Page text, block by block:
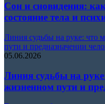
Сон и сновидения:
состояние тела и
Линия судьбы на руке: что
пути и предназначении
05.06.2026
Линия судьбы на
жизненном пути и